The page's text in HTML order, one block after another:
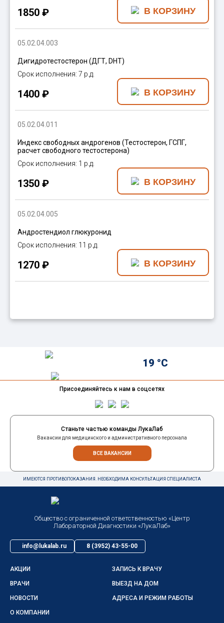
1850 ₽
05.02.04.003
Дигидротестостерон (ДГТ, DHT)
7 р.д.
1400 ₽
05.02.04.011
Индекс свободных андрогенов (Тестостерон, ГСПГ,
расчет свободного тестостерона)
1 р.д.
1350 ₽
05.02.04.005
Андростендиол глюкуронид
11 р.д.
1270 ₽
Присоединяйтесь к нам в соцсетях
19 °C
Станьте частью команды ЛукаЛаб
Вакансии для медицинского и административного персонала
ВСЕ ВАКАНСИИ
ИМЕЮТСЯ ПРОТИВОПОКАЗАНИЯ. НЕОБХОДИМА КОНСУЛЬТАЦИЯ СПЕЦИАЛИСТА
Общество с ограниченной ответственностью «Центр
Лабораторной Диагностики «ЛукаЛаб»
info@lukalab.ru 8 (3952) 43-55-00
АКЦИИ ЗАПИСЬ К ВРАЧУ
ВРАЧИ ВЫЕЗД НА ДОМ
НОВОСТИ АДРЕСА И РЕЖИМ РАБОТЫ
О КОМПАНИИ